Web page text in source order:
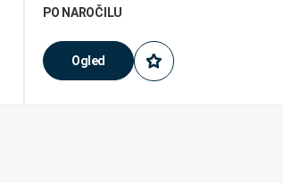
Ogled
PO NAROČILU